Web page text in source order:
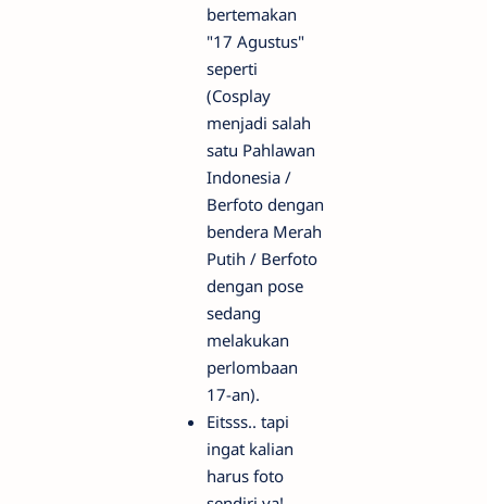
bertemakan
"17 Agustus"
seperti
(Cosplay
menjadi salah
satu Pahlawan
Indonesia /
Berfoto dengan
bendera Merah
Putih / Berfoto
dengan pose
sedang
melakukan
perlombaan
17-an).
Eitsss.. tapi
ingat kalian
harus foto